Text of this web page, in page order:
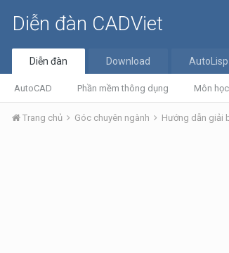
Diễn đàn CADViet
Diễn đàn
AutoCAD Phần mềm thông dụng Môn
Download AutoLisp
Trang chủ Góc chuyên ngành Hướng dẫn giải